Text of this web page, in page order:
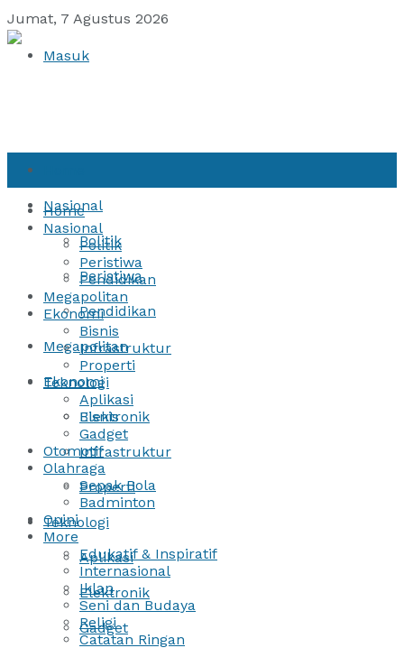
Jumat, 7 Agustus 2026
Masuk
Nasional
Politik
Peristiwa
Pendidikan
Megapolitan
Ekonomi
Bisnis
Infrastruktur
Properti
Teknologi
Aplikasi
Elektronik
Gadget
Home
Nasional
Politik
Peristiwa
Pendidikan
Megapolitan
Ekonomi
Bisnis
Infrastruktur
Properti
Teknologi
Aplikasi
Elektronik
Gadget
Otomotif
Olahraga
Sepak Bola
Badminton
Opini
More
Edukatif & Inspiratif
Internasional
Iklan
Seni dan Budaya
Religi
Catatan Ringan